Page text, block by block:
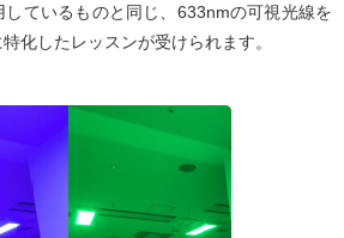
しているものと同じ、633nmの可視光線を
化したレッスンが受けられます。